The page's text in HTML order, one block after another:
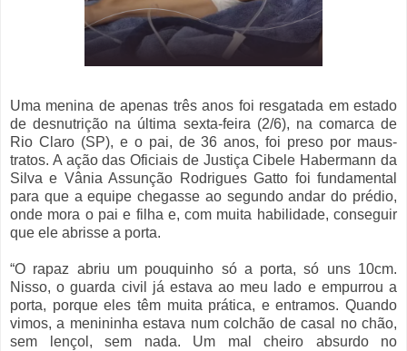
Uma menina de apenas três anos foi resgatada em estado
de desnutrição na última sexta-feira (2/6), na comarca de
Rio Claro (SP), e o pai, de 36 anos, foi preso por maus-
tratos. A ação das Oficiais de Justiça Cibele Habermann da
Silva e Vânia Assunção Rodrigues Gatto foi fundamental
para que a equipe chegasse ao segundo andar do prédio,
onde mora o pai e filha e, com muita habilidade, conseguir
que ele abrisse a porta.
“O rapaz abriu um pouquinho só a porta, só uns 10cm.
Nisso, o guarda civil já estava ao meu lado e empurrou a
porta, porque eles têm muita prática, e entramos. Quando
vimos, a menininha estava num colchão de casal no chão,
sem lençol, sem nada. Um mal cheiro absurdo no